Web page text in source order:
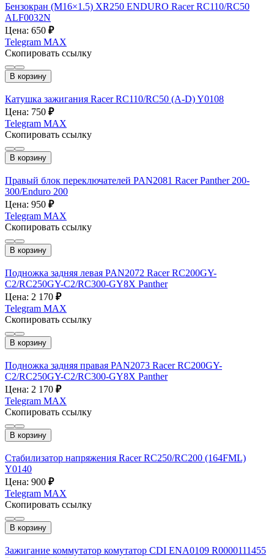
Бензокран (M16×1.5) XR250 ENDURO Racer RC110/RC50
ALF0032N
Цена: 650 ₽
Telegram MAX
Скопировать ссылку
В корзину
Катушка зажигания Racer RC110/RC50 (A-D) Y0108
Цена: 750 ₽
Telegram MAX
Скопировать ссылку
В корзину
Правый блок переключателей PAN2081 Racer Panther 200-
300/Enduro 200
Цена: 950 ₽
Telegram MAX
Скопировать ссылку
В корзину
Подножка задняя левая PAN2072 Racer RC200GY-
C2/RC250GY-C2/RC300-GY8X Panther
Цена: 2 170 ₽
Telegram MAX
Скопировать ссылку
В корзину
Подножка задняя правая PAN2073 Racer RC200GY-
C2/RC250GY-C2/RC300-GY8X Panther
Цена: 2 170 ₽
Telegram MAX
Скопировать ссылку
В корзину
Стабилизатор напряжения Racer RC250/RC200 (164FML)
Y0140
Цена: 900 ₽
Telegram MAX
Скопировать ссылку
В корзину
Зажигание коммутатор комутатор CDI ENA0109 R0000111455